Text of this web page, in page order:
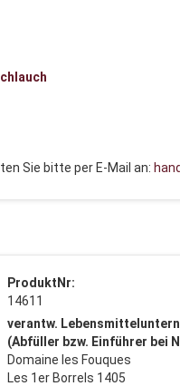
Sie bitte per E-Mail an:
ProduktNr:
14611
verantw.
(Abfüller bzw. Einführer bei
Domaine les Fouques
Les 1er Borrels 1405